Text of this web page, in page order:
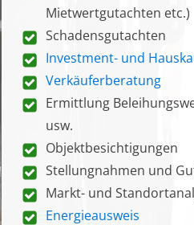
Mietwertgutachten etc.)
Schadensgutachten
Investment- und
Verkäuferberatung
Ermittlung
usw.
Objektbesichtigungen
Stellungnahmen und
Markt- und
Energieausweis